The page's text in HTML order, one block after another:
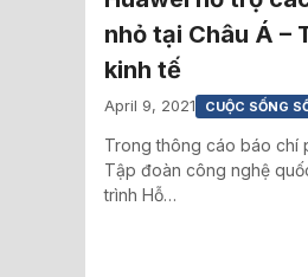
nhỏ tại Châu Á –
kinh tế
April 9, 2021 CUỘC SỐNG
Trong thông cáo báo chí
Tập đoàn công nghệ
trình Hỗ…